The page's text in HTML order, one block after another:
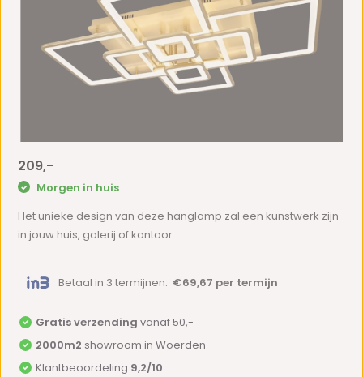
209,-
Morgen in huis
Het unieke design van deze hanglamp zal een kunstwerk zijn
in jouw huis, galerij of kantoor....
Betaal in 3 termijnen: €69,67 per termijn
Gratis verzending vanaf 50,-
2000m2 showroom in Woerden
Klantbeoordeling 9,2/10